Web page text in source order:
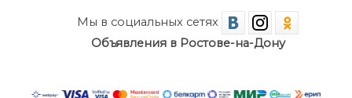
Мы в социальных сетях
Объявления в Ростове-на-Дону